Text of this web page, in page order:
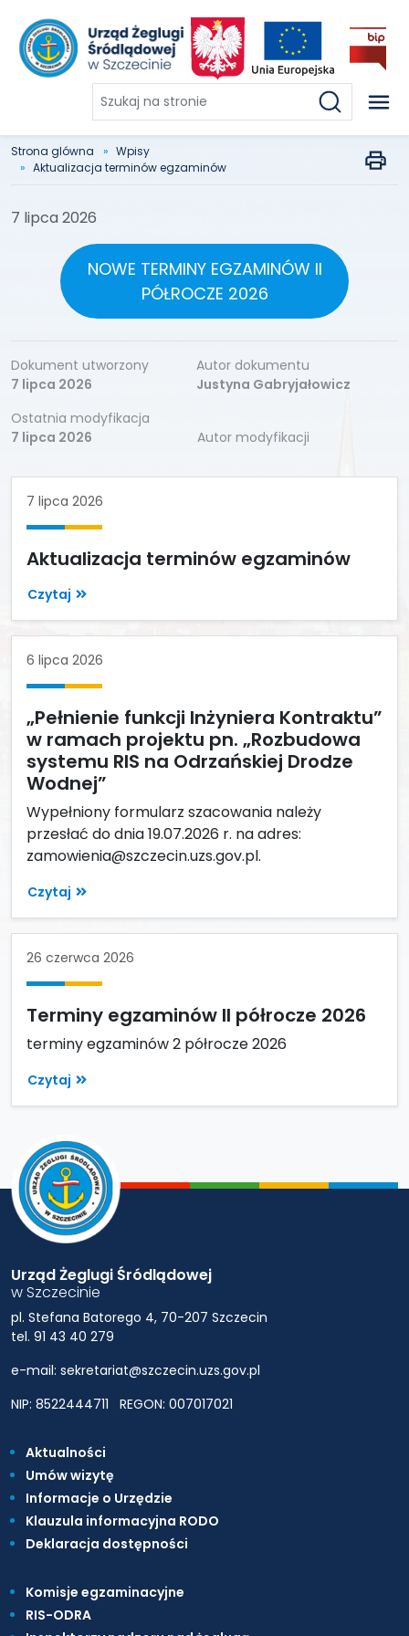
Szukaj
na
stronie
Strona glówna
Wpisy
Aktualizacja terminów egzaminów
7 lipca 2026
NOWE TERMINY EGZAMINÓW II
PÓŁROCZE 2026
Dokument utworzony
7 lipca 2026
Autor dokumentu
Justyna Gabryjałowicz
Ostatnia modyfikacja
7 lipca 2026
Autor modyfikacji
7 lipca 2026
Aktualizacja terminów egzaminów
Czytaj
6 lipca 2026
„Pełnienie funkcji Inżyniera Kontraktu”
w ramach projektu pn. „Rozbudowa
systemu RIS na Odrzańskiej Drodze
Wodnej”
Wypełniony formularz szacowania należy
przesłać do dnia 19.07.2026 r. na adres:
zamowienia@szczecin.uzs.gov.pl.
Czytaj
26 czerwca 2026
Terminy egzaminów II półrocze 2026
terminy egzaminów 2 półrocze 2026
Czytaj
Urząd Żeglugi Śródlądowej
w Szczecinie
pl. Stefana Batorego 4, 70-207 Szczecin
tel. 91 43 40 279
e-mail: sekretariat@szczecin.uzs.gov.pl
NIP: 8522444711
REGON: 007017021
Aktualności
Umów wizytę
Informacje o Urzędzie
Klauzula informacyjna RODO
Deklaracja dostępności
Komisje egzaminacyjne
RIS-ODRA